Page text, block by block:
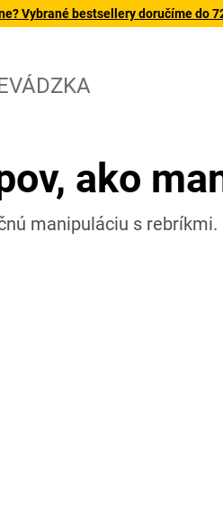
Vybrané bestsellery doručíme do
ako
manipuláciu s